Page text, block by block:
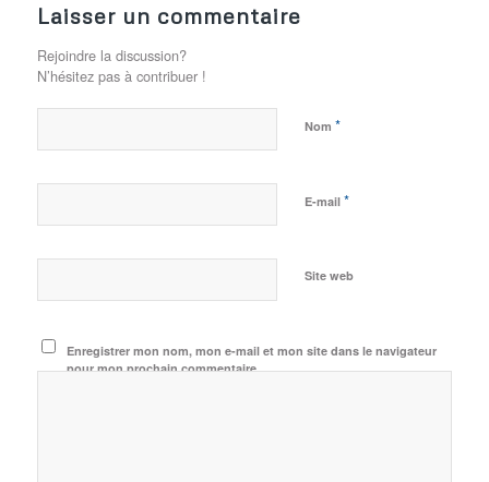
Laisser un commentaire
Rejoindre la discussion?
N’hésitez pas à contribuer !
Nom *
E-mail *
Site web
Enregistrer mon nom, mon e-mail et mon site dans le navigateur
pour mon prochain commentaire.